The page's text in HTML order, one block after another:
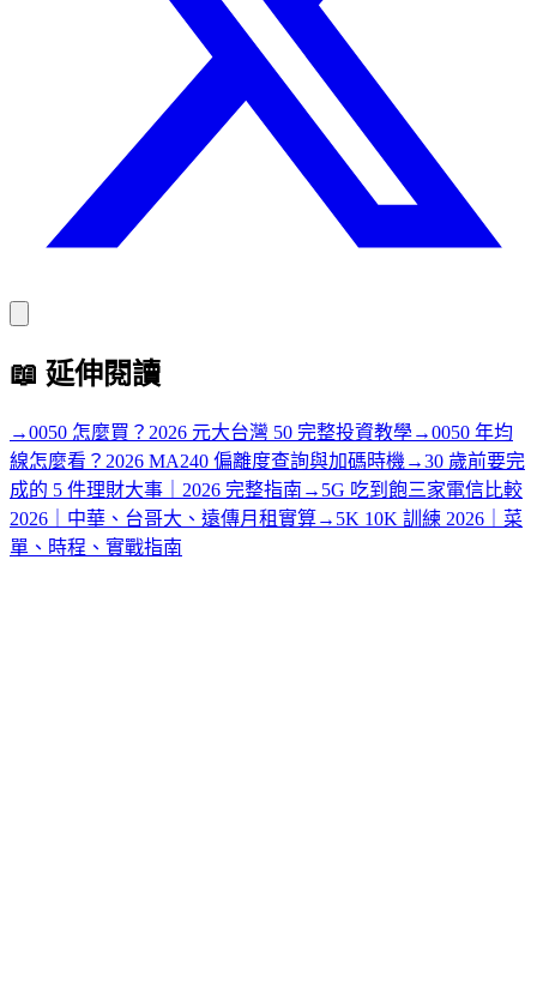
📖 延伸閱讀
→0050 怎麼買？2026 元大台灣 50 完整投資教學→0050 年均
線怎麼看？2026 MA240 偏離度查詢與加碼時機 →30 歲前要完
成的 5 件理財大事｜2026 完整指南 → 5G 吃到飽三家電信比較
2026｜中華、台哥大、遠傳月租實算→ 5K 10K 訓練 2026｜菜
單、時程、實戰指南